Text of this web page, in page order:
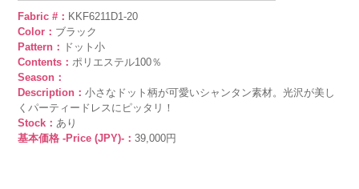
Fabric #： KKF6211D1-20
Color： ブラック
Pattern： ドット小
Contents：ポリエステル100％
Season：
Description：小さなドット柄が可愛いシャンタン素材。光沢が美し
くパーティードレスにピッタリ！
Stock：あり
基本価格 -Price (JPY)-：39,000円